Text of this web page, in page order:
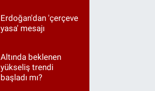
Erdoğan'dan 'çerçeve
yasa' mesajı
Altında beklenen
yükseliş trendi
başladı mı?